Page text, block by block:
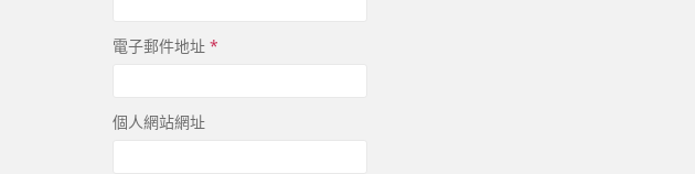
電子郵件地址 *
個人網站網址